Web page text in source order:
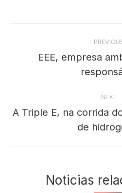
navigation
EEE, empresa
NEXT
A Triple E, na corrida
de
Noticias